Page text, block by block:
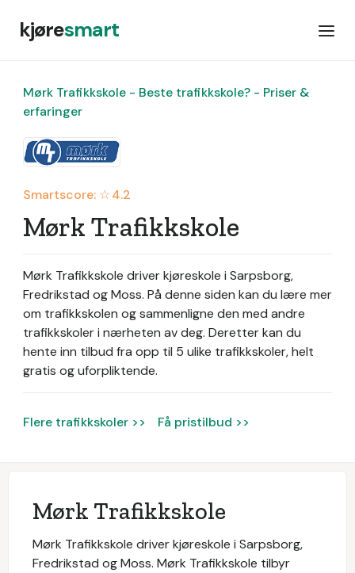
kjøresmart
Mørk Trafikkskole - Beste trafikkskole? - Priser &
erfaringer
Smartscore: ☆4.2
Mørk Trafikkskole
Mørk Trafikkskole driver kjøreskole i Sarpsborg,
Fredrikstad og Moss. På denne siden kan du lære mer
om trafikkskolen og sammenligne den med andre
trafikkskoler i nærheten av deg. Deretter kan du
hente inn tilbud fra opp til 5 ulike trafikkskoler, helt
gratis og uforpliktende.
Flere trafikkskoler >> Få pristilbud >>
Mørk Trafikkskole
Mørk Trafikkskole driver kjøreskole i Sarpsborg,
Fredrikstad og Moss. Mørk Trafikkskole tilbyr